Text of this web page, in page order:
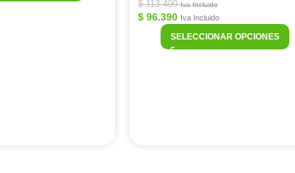
$113.400 Iva Incluido
$ 96.390 Iva Incluido
SELECCIONAR OPCIONES